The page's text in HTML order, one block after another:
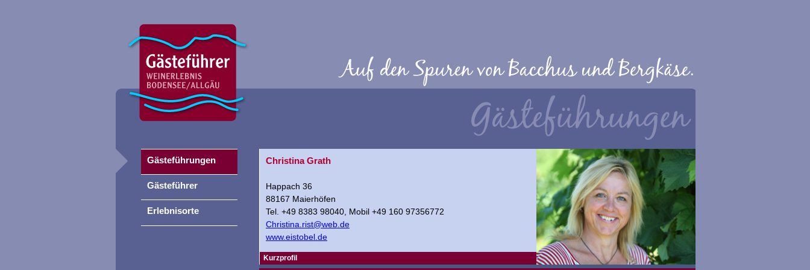
Christina Grath
Happach 36
88167 Maierhöfen
Tel. +49 8383 98040, Mobil +49 160 97356772
Christina.rist@web.de
www.eistobel.de
Kurzprofil
Gästeführungen
Gästeführer
Erlebnisorte